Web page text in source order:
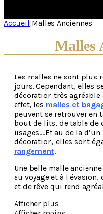
Accueil Malles Anciennes
Malles
Les malles ne sont plus
jours. Cependant, elles
décoration très agréable
effet, les malles et
peuvent se retrouver en
bout de lits, de table de
usages….Et au de la
décoration, elles sont
rangement.
Une belle malle
au voyage et à
et de rêve qui rend
Malles anciennes de
Afficher plus